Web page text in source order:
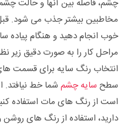
چشم، فاصله بین آنها و حالت
مخاطبین بیشتر جذب می شود.
خوب انجام دهید و هنگام پیاده
مراحل کار را به صورت دقیق زیر
انتخاب رنگ سایه برای قسمت
سطح سایه چشم شما خط
است از رنگ های مات استفاده
دارید، استفاده از رنگ های